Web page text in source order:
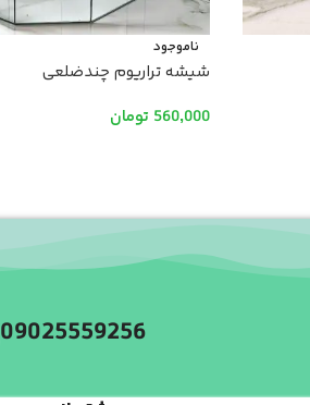
ناموجود
شیشه تراریوم چندضلعی
560,000 تومان
09025559256